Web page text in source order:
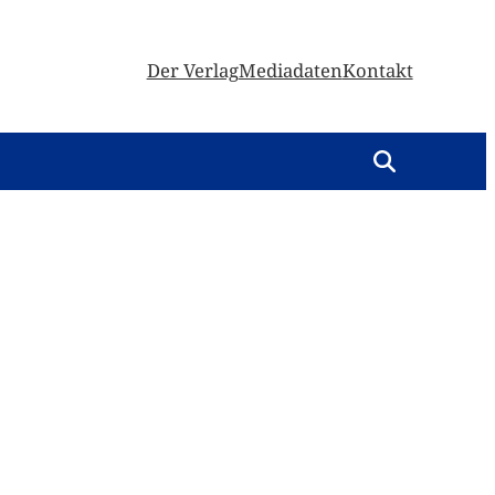
Der VerlagMediadatenKontakt